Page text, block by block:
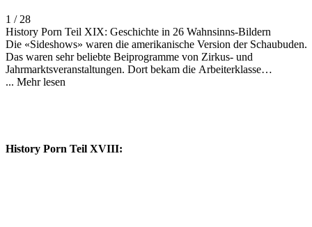
1 / 28
History Porn Teil XIX: Geschichte in 26 Wahnsinns-Bildern
Die «Sideshows» waren die amerikanische Version der Schaubuden.
Das waren sehr beliebte Beiprogramme von Zirkus- und
Jahrmarktsveranstaltungen. Dort bekam die Arbeiterklasse
menschliche Kuriositäten zu sehen, eine «Freak Show» mit
... Mehr lesen
History Porn Teil XVIII: